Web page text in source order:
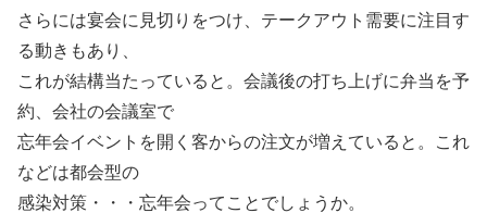
さらには宴会に見切りをつけ、テークアウト需要に注目す
る動きもあり、
これが結構当たっていると。会議後の打ち上げに弁当を予
約、会社の会議室で
忘年会イベントを開く客からの注文が増えていると。これ
などは都会型の
感染対策・・・忘年会ってことでしょうか。